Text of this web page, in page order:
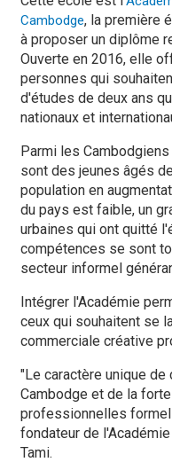
Cambodge, la première
à proposer un diplôme
Ouverte en 2016, elle
personnes qui
d'études de deux ans
nationaux et
Parmi les
sont des jeunes âgés
population en
du pays est faible, un
urbaines qui ont quitté
compétences se sont
secteur informel
Intégrer l'Académie
ceux qui souhaitent se
commerciale créative
"Le caractère unique
Cambodge et de la
professionnelles
fondateur de
Tami.